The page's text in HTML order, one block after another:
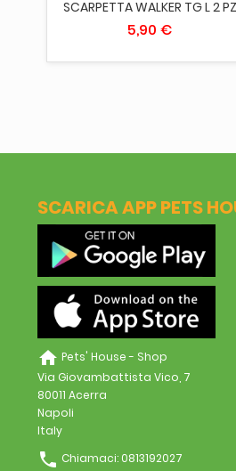
SCARPETTA WALKER TG L 2 PZ
5,90 €
SCARICA APP PETS
home Pets' House - Shop
Via Giovambattista Vico, 7
80011 Acerra
Napoli
Italy
phone Chiamaci: 0813192027